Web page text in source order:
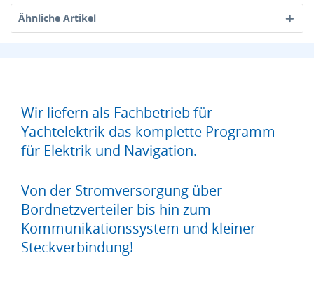
Ähnliche Artikel
Wir liefern als Fachbetrieb für
Yachtelektrik das komplette Programm
für Elektrik und Navigation.
Von der Stromversorgung über
Bordnetzverteiler bis hin zum
Kommunikationssystem und kleiner
Steckverbindung!